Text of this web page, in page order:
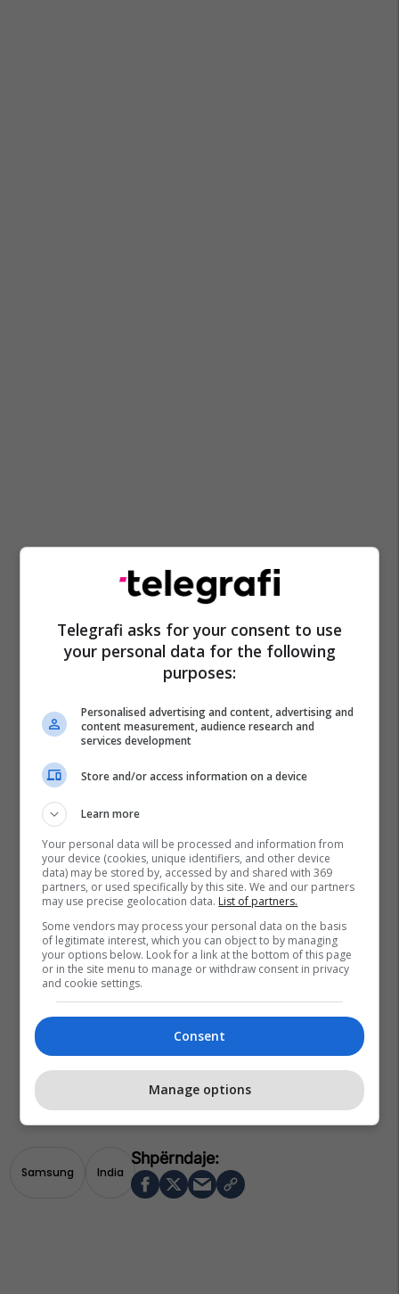
Samsung India
Telegrafi asks for your consent to use
your personal data for the following
purposes:
Personalised advertising and content, advertising and
content measurement, audience research and
services development
Store and/or access information on a device
Learn more
Your personal data will be processed and information from
your device (cookies, unique identifiers, and other device
data) may be stored by, accessed by and shared with 369
partners, or used specifically by this site. We and our partners
may use precise geolocation data. List of partners.
Some vendors may process your personal data on the basis
of legitimate interest, which you can object to by managing
your options below. Look for a link at the bottom of this page
or in the site menu to manage or withdraw consent in privacy
and cookie settings.
Consent
Manage options